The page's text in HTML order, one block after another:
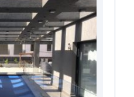
בתחום, להפנות שאלות
מחפשים שרטט לעבודה,
ואנחנו נדאג ששרטטים